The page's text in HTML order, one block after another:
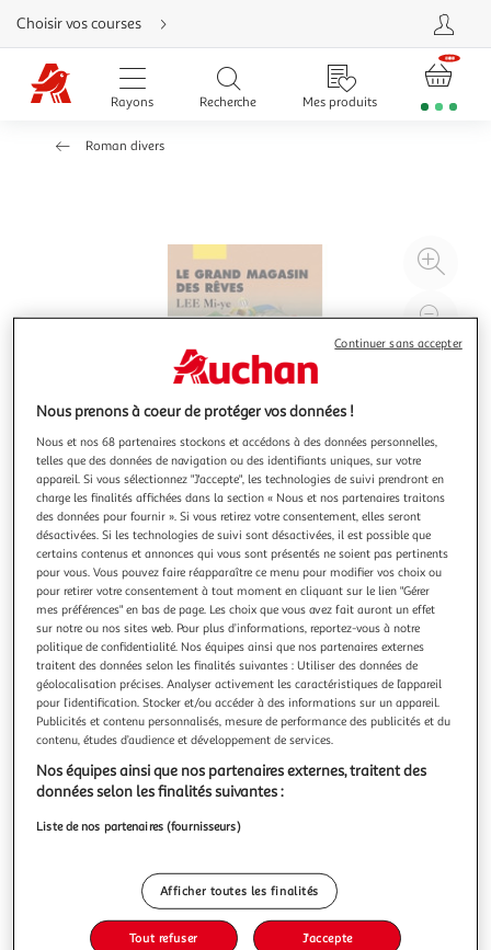
Aller
directement
au
contenu
Aller
directement
Aller
Choisir vos courses
Rayons Recherche Mes produits
Roman divers
à
LE GRAND MAGASIN DES REVES TOME 1 , Lee Mi-ye
Il existe une ville où l'on ne peut se rendre que dans son
sommeil. L'endroit le plus populaire de cette ville est le
Grand Magasin des Rêves, qui semble un immense
paquebot tout miroitant de lumières et haut de quatre
étages où l'on propose et vend tous les rêves imaginables :
rêves d'enfance, de v
En savoir +
Vous voulez connaître le prix de ce produit ?
Afficher le prix
Nous prenons à coeur de protéger vos données !
Nous et nos 68 partenaires stockons et accédons à des données personnelles,
telles que des données de navigation ou des identifiants uniques, sur votre
appareil. Si vous sélectionnez "J'accepte", les technologies de suivi prendront en
charge les finalités affichées dans la section « Nous et nos partenaires traitons
des données pour fournir ». Si vous retirez votre consentement, elles seront
désactivées. Si les technologies de suivi sont désactivées, il est possible que
certains contenus et annonces qui vous sont présentés ne soient pas pertinents
pour vous. Vous pouvez faire réapparaître ce menu pour modifier vos choix ou
pour retirer votre consentement à tout moment en cliquant sur le lien "Gérer
mes préférences" en bas de page. Les choix que vous avez fait auront un effet
sur notre ou nos sites web. Pour plus d’informations, reportez-vous à notre
politique de confidentialité. Nos équipes ainsi que nos partenaires externes
traitent des données selon les finalités suivantes : Utiliser des données de
géolocalisation précises. Analyser activement les caractéristiques de l’appareil
pour l’identification. Stocker et/ou accéder à des informations sur un appareil.
Publicités et contenu personnalisés, mesure de performance des publicités et du
contenu, études d’audience et développement de services.
Nos équipes ainsi que nos partenaires externes, traitent des
données selon les finalités suivantes :
Liste de nos partenaires (fournisseurs)
Afficher toutes les finalités
Tout refuser J'accepte
Continuer sans accepter